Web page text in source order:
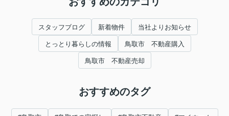
スタッフブログ 新着物件 当社よりお知らせ
とっとり暮らしの情報 鳥取市 不動産購入
鳥取市 不動産売却
おすすめのタグ